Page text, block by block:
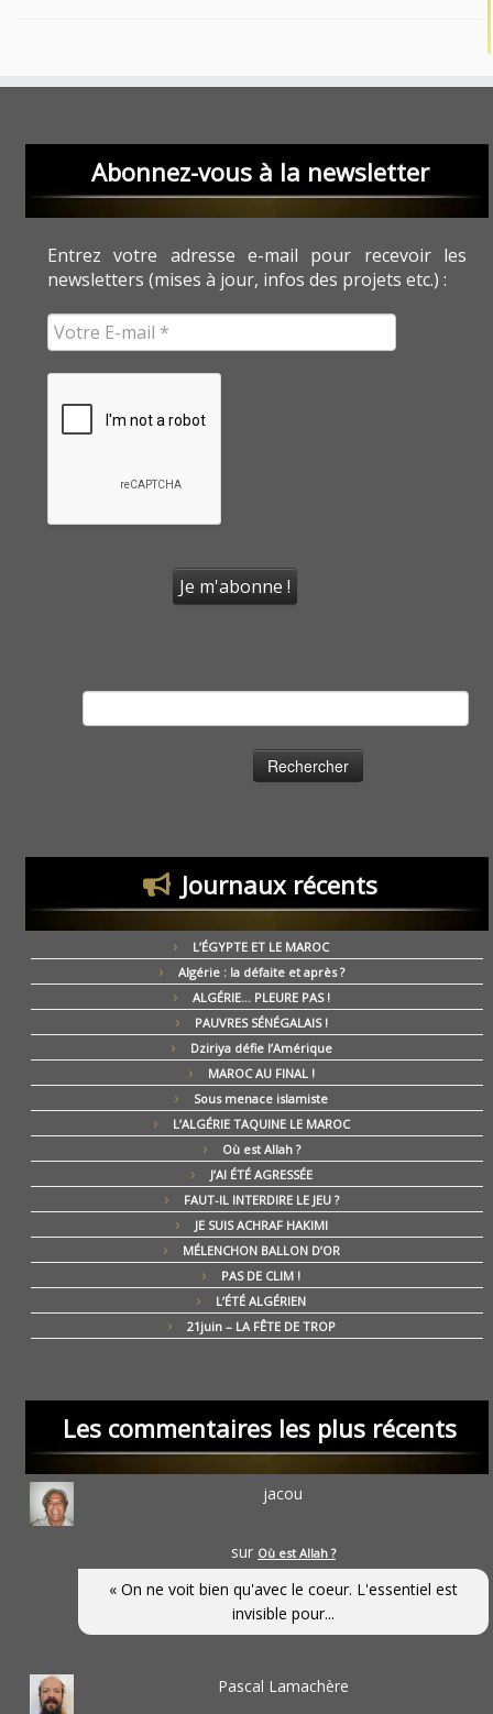
Abonnez-vous à la newsletter
Entrez votre adresse e-mail pour recevoir les
newsletters (mises à jour, infos des projets etc.) :
Journaux récents
L’ÉGYPTE ET LE MAROC
Algérie : la défaite et après ?
ALGÉRIE… PLEURE PAS !
PAUVRES SÉNÉGALAIS !
Dziriya défie l’Amérique
MAROC AU FINAL !
Sous menace islamiste
L’ALGÉRIE TAQUINE LE MAROC
Où est Allah ?
J’AI ÉTÉ AGRESSÉE
FAUT-IL INTERDIRE LE JEU ?
JE SUIS ACHRAF HAKIMI
MÉLENCHON BALLON D’OR
PAS DE CLIM !
L’ÉTÉ ALGÉRIEN
21juin – LA FÊTE DE TROP
Les commentaires les plus récents
jacou
sur Où est Allah ?
« On ne voit bien qu'avec le coeur. L'essentiel est
invisible pour...
Pascal Lamachère